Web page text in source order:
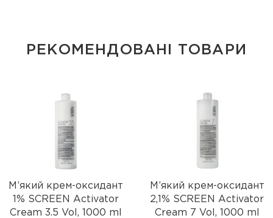
РЕКОМЕНДОВАНІ ТОВАРИ
М’який крем-оксидант
1% SCREEN Activator
Cream 3.5 Vol, 1000 ml
М’який крем-оксидант
2,1% SCREEN Activator
Cream 7 Vol, 1000 ml